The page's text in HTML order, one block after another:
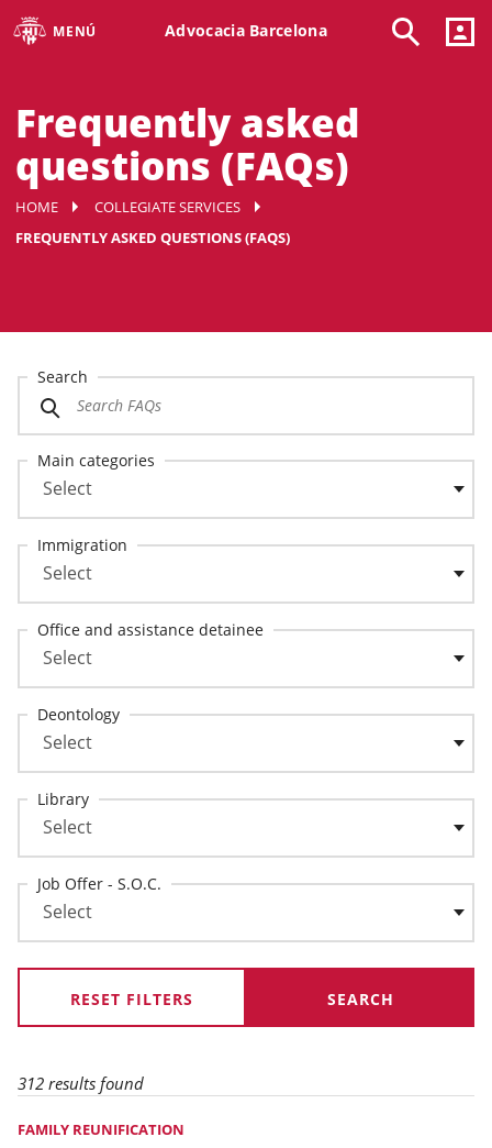
MENÚ Advocacia Barcelona
Frequently asked
questions (FAQs)
HOME
COLLEGIATE SERVICES
FREQUENTLY ASKED QUESTIONS (FAQS)
Search
Main categories
Immigration
Office and assistance detainee
Deontology
Library
Job Offer - S.O.C.
RESET FILTERS
312 results found
FAMILY REUNIFICATION